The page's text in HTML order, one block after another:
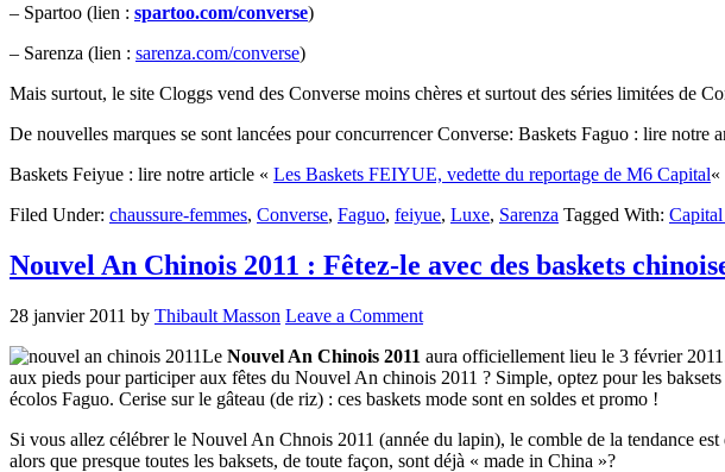
– Spartoo (lien : spartoo.com/converse)
– Sarenza (lien : sarenza.com/converse)
Mais surtout, le site Cloggs vend des Converse moins chères et surtout des séries limitées de
De nouvelles marques se sont lancées pour concurrencer Converse: Baskets Faguo : lire notre
Baskets Feiyue : lire notre article « Les Baskets FEIYUE, vedette du reportage de M6 Capital«
Filed Under: chaussure-femmes, Converse, Faguo, feiyue, Luxe, Sarenza Tagged With:
Nouvel An Chinois 2011 : Fêtez-le avec des baskets
28 janvier 2011 by Thibault Masson Leave a Comment
Le Nouvel An Chinois 2011 aura officiellement lieu le 3 février
aux pieds pour participer aux fêtes du Nouvel An chinois 2011 ? Simple, optez pour les
écolos Faguo. Cerise sur le gâteau (de riz) : ces baskets mode sont en soldes et promo !
Si vous allez célébrer le Nouvel An Chnois 2011 (année du lapin), le comble de la tendance
alors que presque toutes les baksets, de toute façon, sont déjà « made in China »?